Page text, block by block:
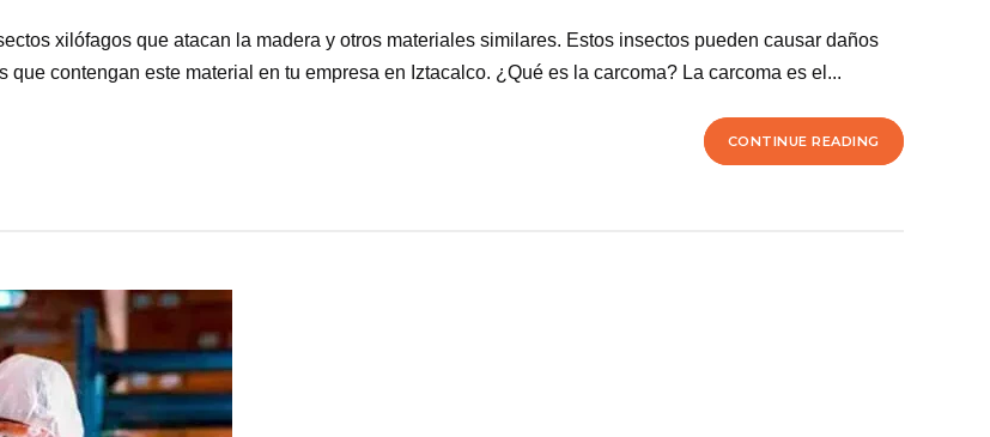
xilófagos que atacan la madera y otros materiales similares. Estos insectos pueden causar daños
contengan este material en tu empresa en Iztacalco. ¿Qué es la carcoma? La carcoma es el...
CONTINUE READING